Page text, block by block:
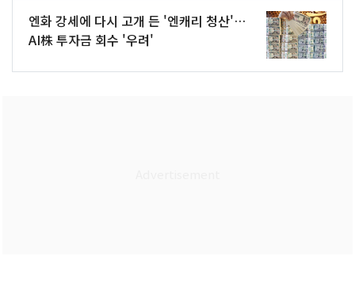
엔화 강세에 다시 고개 든 '엔캐리 청산'…
AI株 투자금 회수 '우려'